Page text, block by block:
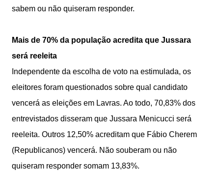
sabem ou não quiseram responder.
Mais de 70% da população acredita que Jussara
será reeleita
Independente da escolha de voto na estimulada, os
eleitores foram questionados sobre qual candidato
vencerá as eleições em Lavras. Ao todo, 70,83% dos
entrevistados disseram que Jussara Menicucci será
reeleita. Outros 12,50% acreditam que Fábio Cherem
(Republicanos) vencerá. Não souberam ou não
quiseram responder somam 13,83%.